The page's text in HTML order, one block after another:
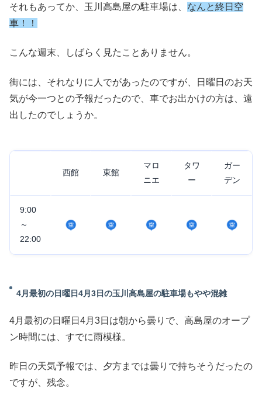
それもあってか、玉川高島屋の駐車場は、 なんと終日空
車！！
こんな週末、しばらく見たことありません。
街には、それなりに人でがあったのですが、日曜日のお天
気が今一つとの予報だったので、車でお出かけの方は、遠
出したのでしょうか。
西館 東館
マロ
ニエ
タワ
ー
ガー
デン
9:00
～
22:00
4月最初の日曜日4月3日の玉川高島屋の駐車場もやや混雑
4月最初の日曜日4月3日は朝から曇りで、高島屋のオープ
ン時間には、すでに雨模様。
昨日の天気予報では、夕方までは曇りで持ちそうだったの
ですが、残念。